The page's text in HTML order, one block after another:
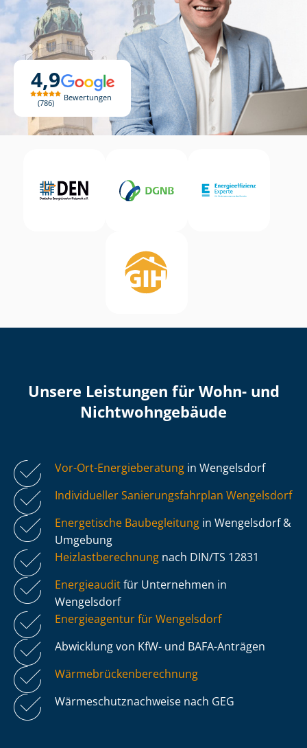
4,9
786
Bewertungen
Unsere Leistungen für Wohn- und
Nicht­wohn­ge­bäu­de
Vor-Ort-Energieberatung in Wengelsdorf
Individueller Sa­nie­rungs­fahr­plan Wengelsdorf
Energetische Baubegleitung in Wengelsdorf &
Umgebung
Heiz­last­be­rech­nung nach DIN/TS 12831
Energieauditfür Unternehmen in
Wengelsdorf
Energieagentur für Wengelsdorf
Abwicklung von KfW- und BAFA-Anträgen
Wär­me­brü­cken­be­rech­nung
Wär­me­schutz­nach­wei­se nach GEG